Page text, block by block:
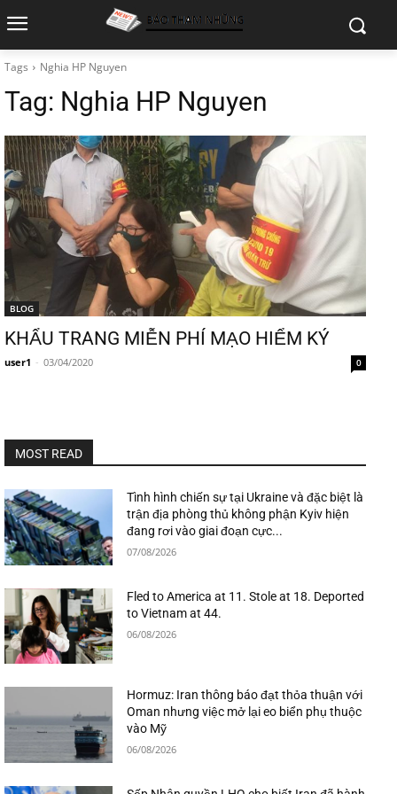
Tags Nghia HP Nguyen
Tag: Nghia HP Nguyen
BLOG
KHẨU TRANG MIỄN PHÍ MẠO HIỂM KÝ
user1 - 03/04/2020 0
MOST READ
Tình hình chiến sự tại Ukraine và đặc biệt là
trận địa phòng thủ không phận Kyiv hiện
đang rơi vào giai đoạn cực...
07/08/2026
Fled to America at 11. Stole at 18. Deported
to Vietnam at 44.
06/08/2026
Hormuz: Iran thông báo đạt thỏa thuận với
Oman nhưng việc mở lại eo biển phụ thuộc
vào Mỹ
06/08/2026